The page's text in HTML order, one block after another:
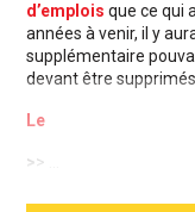
d’emplois que ce qui
années à venir, il y
supplémentaire
devant être
Le
>> ...